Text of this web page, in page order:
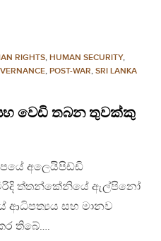
RIGHTS, HUMAN SECURITY,
, POST-WAR, SRI LANKA
සහ වෙඩි තබන තුවක්කු
අලෙයිපිඩ්ඩි
හැවිරිදි ත්තන්කේනියේ ඇල්පිනෝ
ආධිපත්‍යය සහ මානව
තිබේ….